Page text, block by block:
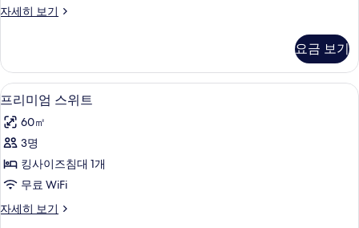
룸
진
모
두
보
기
자세히 보기
이
티
브
룸
세
히
기
요금 보기
프
리
미
엄
스
트
프리미엄 스위트 | 고급 침구, 오리/거
5
프리미엄 스위트
60㎡
3명
킹사이즈침대 1개
무료 WiFi
자세히 보기
프